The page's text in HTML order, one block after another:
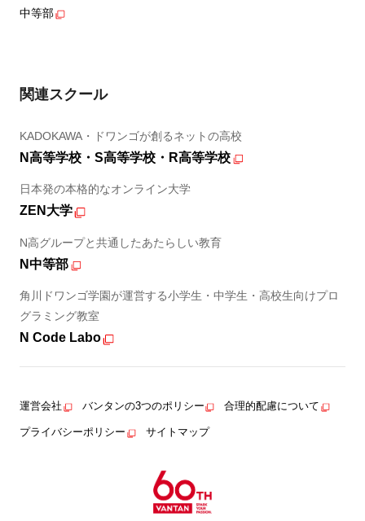
中等部
関連スクール
KADOKAWA・ドワンゴが創るネットの高校
N高等学校・S高等学校・R高等学校
日本発の本格的なオンライン大学
ZEN大学
N高グループと共通したあたらしい教育
N中等部
角川ドワンゴ学園が運営する小学生・中学生・高校生向けプロ
グラミング教室
N Code Labo
運営会社 バンタンの3つのポリシー 合理的配慮について
プライバシーポリシー サイトマップ